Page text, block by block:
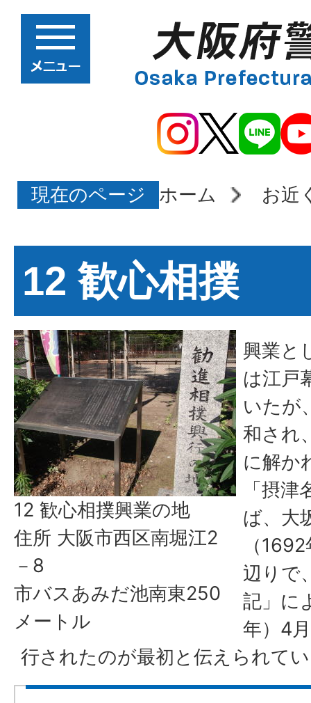
現在のページ ホーム お近
12 歓心相撲
12 歓心相撲興業の地
住所 大阪市西区南堀江2
－8
市バスあみだ池南東250
メートル
興業と
は江戸
いたが
和され
に解か
「摂
ば、大
（
辺りで
記」に
年）4
行されたのが最初と伝えられて